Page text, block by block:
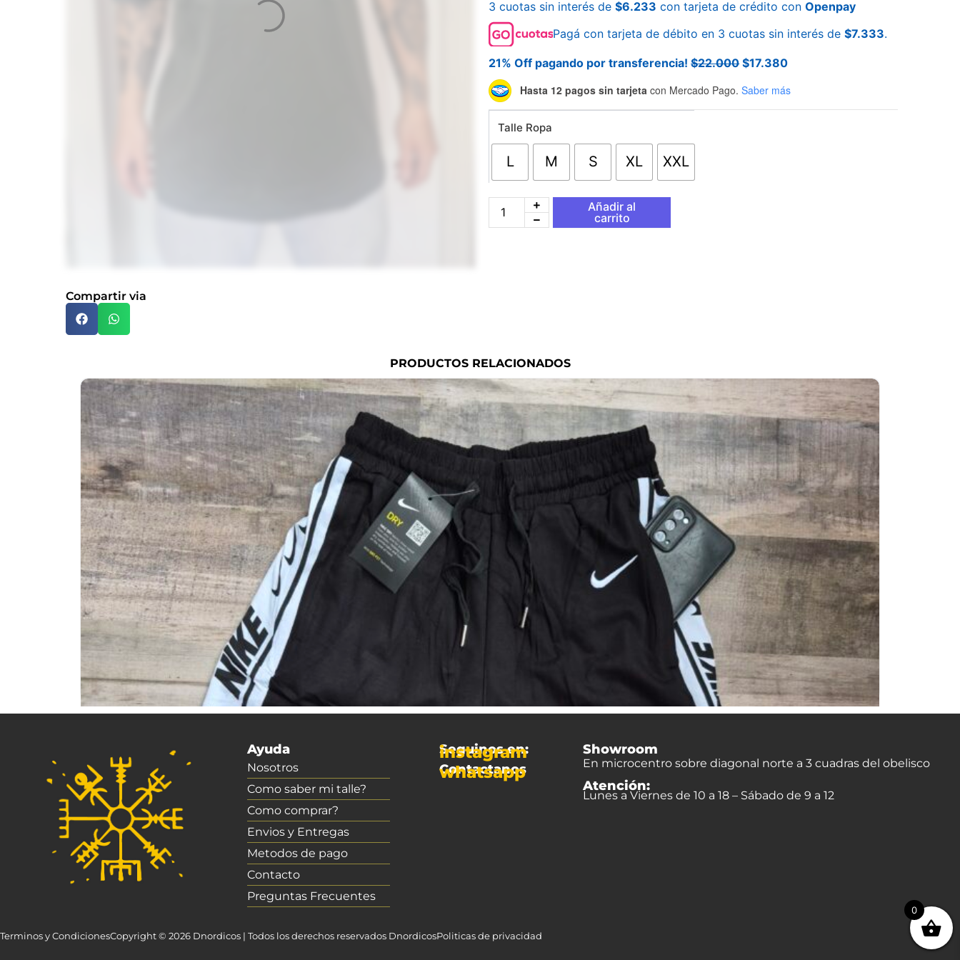
Compartir via
3 cuotas sin interés de$6.233 con tarjeta de crédito conOpenpay
Pagá con tarjeta de débito en 3 cuotas sin interés de$7.333.
21% Off pagando por transferencia!$22.000 $17.380
Hasta 12 pagos sin tarjeta con Mercado Pago. Saber más
Talle Ropa
L M S XL XXL
Remera
Essentials
Verde
cantidad
Añadir al
carrito
PRODUCTOS RELACIONADOS
Ayuda
Nosotros
Como saber mi talle?
Como comprar?
Envios y Entregas
Metodos de pago
Contacto
Preguntas Frecuentes
Seguinos en:
instagram
Contactanos
whatsapp
Showroom
En microcentro sobre diagonal norte a 3 cuadras del obelisco
Atención:
Lunes a Viernes de 10 a 18 – Sábado de 9 a 12
Terminos y CondicionesCopyright © 2026 Dnordicos | Todos los derechos reservados DnordicosPoliticas de privacidad
0